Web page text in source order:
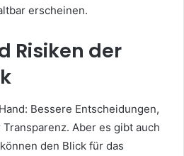
erscheinen.
Risiken der
Bessere Entscheidungen,
Aber es gibt auch
den Blick für das